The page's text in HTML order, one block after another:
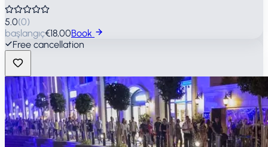
5.0(0)
başlangıç€18,00Book
Free cancellation